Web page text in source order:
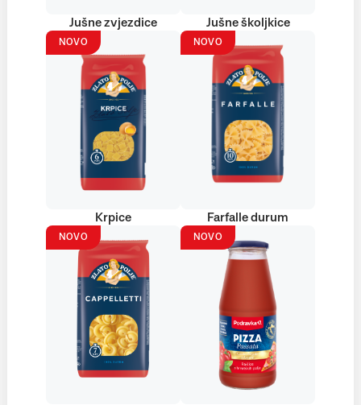
Jušne zvjezdice Jušne školjkice
NOVO
Krpice
NOVO
Farfalle durum
NOVO NOVO